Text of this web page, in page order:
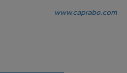
www.caprabo.com